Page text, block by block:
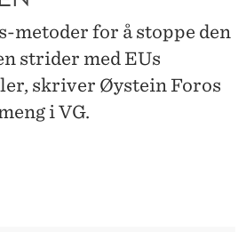
metoder for å stoppe den
strider med EUs
skriver Øystein Foros
i VG.